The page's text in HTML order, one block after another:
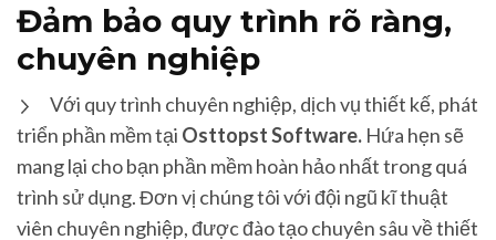
Đảm bảo quy trình rõ ràng,
chuyên nghiệp
Với quy trình chuyên nghiệp, dịch vụ thiết kế, phát
triển phần mềm tại Osttopst Software. Hứa hẹn sẽ
mang lại cho bạn phần mềm hoàn hảo nhất trong quá
trình sử dụng. Đơn vị chúng tôi với đội ngũ kĩ thuật
viên chuyên nghiệp, được đào tạo chuyên sâu về thiết